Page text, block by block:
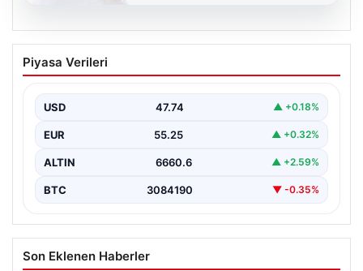
Kelebek.Org İle Sanal İletişimin Güvenli
Adresi Ve Sohbet Deneyimi
sağlaması kritik bir önem taşımaktadır. Güncel olarak…
Piyasa Verileri
USD 47.74 ▲ +0.18%
EUR 55.25 ▲ +0.32%
ALTIN 6660.6 ▲ +2.59%
BTC 3084190 ▼ -0.35%
Son Eklenen Haberler